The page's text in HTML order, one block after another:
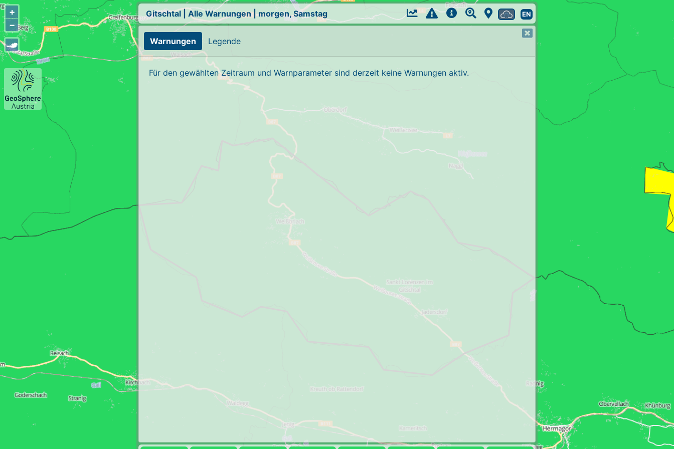
+
−
Gitschtal Alle Warnungen|morgen, Samstag EN
Warnungen Legende
Für den gewählten Zeitraum und Warnparameter sind derzeit keine Warnungen aktiv.